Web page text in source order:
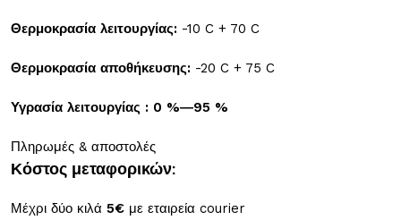
Θερμοκρασία λειτουργίας: -10 C + 70 C
Θερμοκρασία αποθήκευσης: -20 C + 75 C
Υγρασία λειτουργίας : 0 %―95 %
Πληρωμές & αποστολές
Κόστος μεταφορικών:
Μέχρι δύο κιλά 5€ με εταιρεία courier